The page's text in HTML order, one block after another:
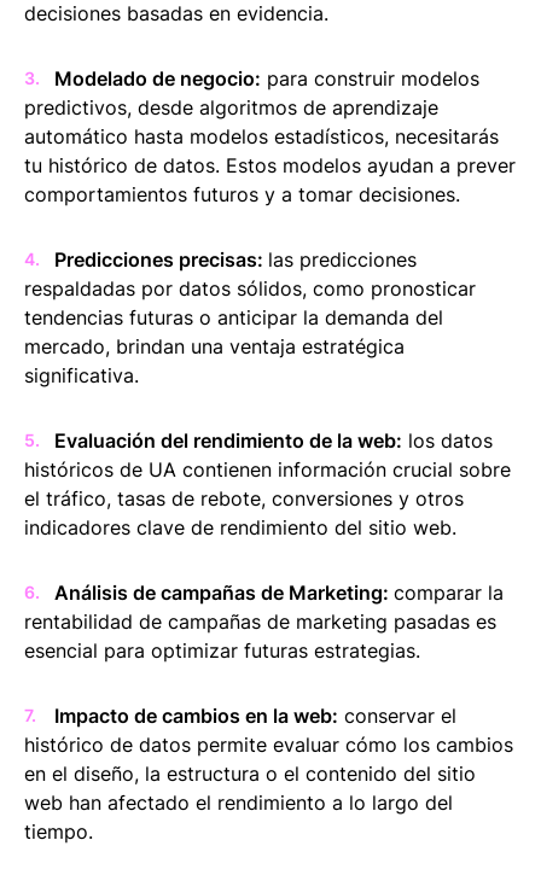
decisiones basadas en evidencia.
Modelado de negocio: para construir modelos
predictivos, desde algoritmos de aprendizaje
automático hasta modelos estadísticos, necesitarás
tu histórico de datos. Estos modelos ayudan a prever
comportamientos futuros y a tomar decisiones.
Predicciones precisas: las predicciones
respaldadas por datos sólidos, como pronosticar
tendencias futuras o anticipar la demanda del
mercado, brindan una ventaja estratégica
significativa.
Evaluación del rendimiento de la web: los datos
históricos de UA contienen información crucial sobre
el tráfico, tasas de rebote, conversiones y otros
indicadores clave de rendimiento del sitio web.
Análisis de campañas de Marketing: comparar la
rentabilidad de campañas de marketing pasadas es
esencial para optimizar futuras estrategias.
Impacto de cambios en la web: conservar el
histórico de datos permite evaluar cómo los cambios
en el diseño, la estructura o el contenido del sitio
web han afectado el rendimiento a lo largo del
tiempo.